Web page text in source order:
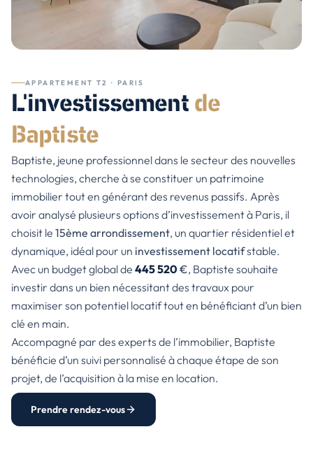
APPARTEMENT T2 · PARIS
L'investissementde
Baptiste
Baptiste, jeune professionnel dans le secteur des nouvelles
technologies, cherche à se constituer un patrimoine
immobilier tout en générant des revenus passifs. Après
avoir analysé plusieurs options d’investissement à Paris, il
choisit le 15ème arrondissement, un quartier résidentiel et
dynamique, idéal pour un investissement locatifstable.
Avec un budget global de 445 520€, Baptiste souhaite
investir dans un bien nécessitant des travaux pour
maximiser son potentiel locatif tout en bénéficiant d’un bien
clé en main.
Accompagné par des experts de l’immobilier, Baptiste
bénéficie d’un suivi personnalisé à chaque étape de son
projet, de l’acquisition à la mise en location.
Prendre rendez-vous